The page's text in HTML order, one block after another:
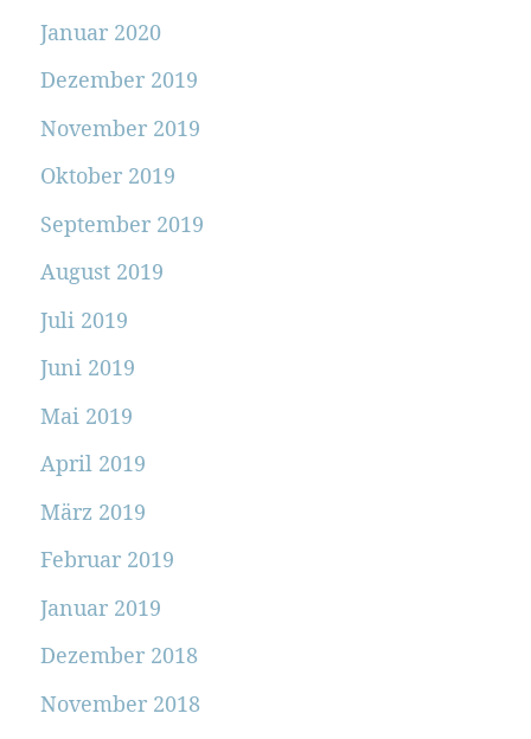
Januar 2020
Dezember 2019
November 2019
Oktober 2019
September 2019
August 2019
Juli 2019
Juni 2019
Mai 2019
April 2019
März 2019
Februar 2019
Januar 2019
Dezember 2018
November 2018